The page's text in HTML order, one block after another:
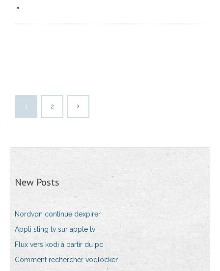
1 2
New Posts
Nordvpn continue dexpirer
Appli sling tv sur apple tv
Flux vers kodi à partir du pc
Comment rechercher vodlocker